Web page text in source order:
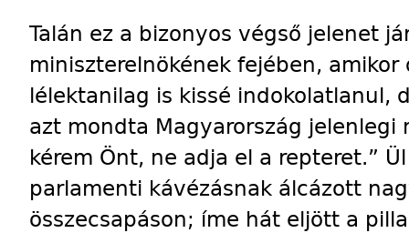
Talán ez a bizonyos végső jelenet
miniszterelnökének fejében,
lélektanilag is kissé indokolatlanul,
azt mondta Magyarország jelenlegi
kérem Önt, ne adja el a repteret.”
parlamenti kávézásnak álcázott
összecsapáson; íme hát eljött a